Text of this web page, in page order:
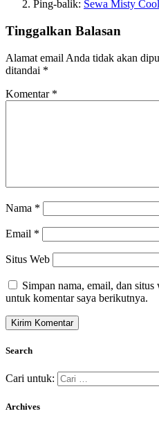
Ping-balik: Sewa Misty
Tinggalkan Balasan
Alamat email Anda tidak akan
ditandai *
Komentar *
Nama *
Email *
Situs Web
Simpan nama, email, dan
untuk komentar saya berikutnya.
Search
Cari untuk:
Archives